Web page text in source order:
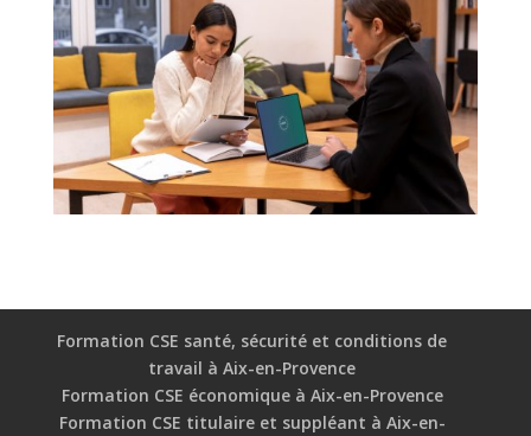
Formation CSE santé, sécurité et conditions de
travail à Aix-en-Provence
Formation CSE économique à Aix-en-Provence
Formation CSE titulaire et suppléant à Aix-en-